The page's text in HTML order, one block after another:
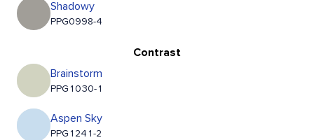
Shadowy
PPG0998-4
Contrast
Brainstorm
PPG1030-1
Aspen Sky
PPG1241-2